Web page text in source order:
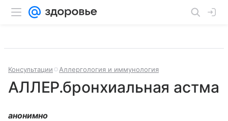
Консультации Аллергология и иммунология
АЛЛЕР.бронхиальная астма
анонимно